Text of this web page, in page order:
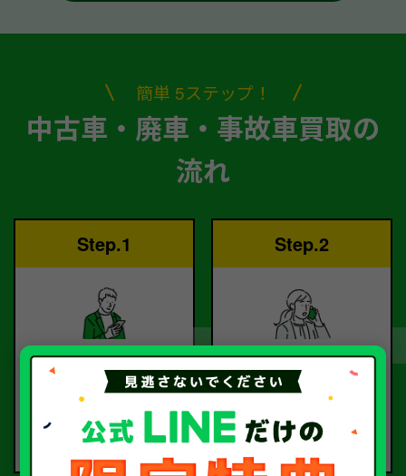
簡単 5ステップ！
中古車・廃車・事故車買取の
流れ
Step.1
ご依頼
お電話または査定フォー
ムより
ご依頼ください。
Step.2
査定
査定のプロが
お電話で回答いたしま
す。